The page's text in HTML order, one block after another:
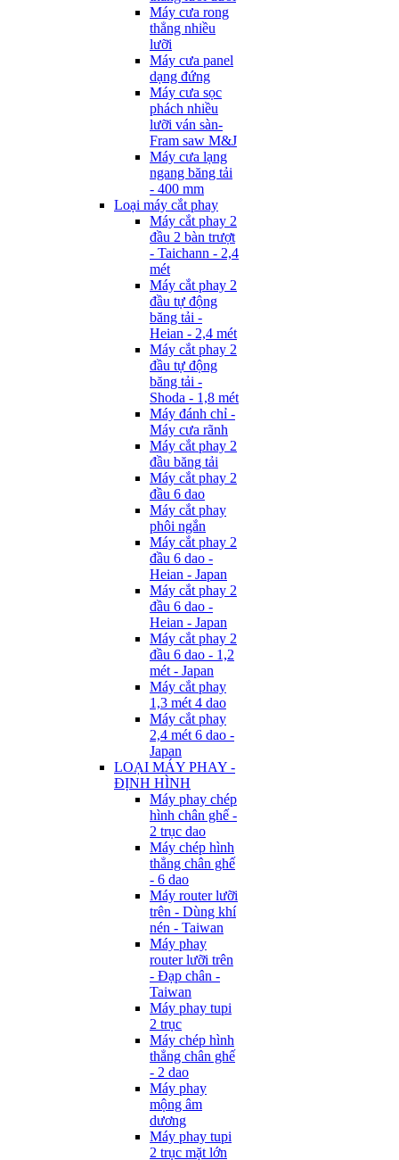
Máy cưa rong
thẳng nhiều
lưỡi
Máy cưa panel
dạng đứng
Máy cưa sọc
phách nhiều
lưỡi ván sàn-
Fram saw M&J
Máy cưa lạng
ngang băng tải
- 400 mm
Loại máy cắt phay
Máy cắt phay 2
đầu 2 bàn trượt
- Taichann - 2,4
mét
Máy cắt phay 2
đầu tự động
băng tải -
Heian - 2,4 mét
Máy cắt phay 2
đầu tự động
băng tải -
Shoda - 1,8 mét
Máy đánh chỉ -
Máy cưa rãnh
Máy cắt phay 2
đầu băng tải
Máy cắt phay 2
đầu 6 dao
Máy cắt phay
phôi ngắn
Máy cắt phay 2
đầu 6 dao -
Heian - Japan
Máy cắt phay 2
đầu 6 dao -
Heian - Japan
Máy cắt phay 2
đầu 6 dao - 1,2
mét - Japan
Máy cắt phay
1,3 mét 4 dao
Máy cắt phay
2,4 mét 6 dao -
Japan
LOẠI MÁY PHAY -
ĐỊNH HÌNH
Máy phay chép
hình chân ghế -
2 trục dao
Máy chép hình
thẳng chân ghế
- 6 dao
Máy router lưỡi
trên - Dùng khí
nén - Taiwan
Máy phay
router lưỡi trên
- Đạp chân -
Taiwan
Máy phay tupi
2 trục
Máy chép hình
thẳng chân ghế
- 2 dao
Máy phay
mộng âm
dương
Máy phay tupi
2 trục mặt lớn